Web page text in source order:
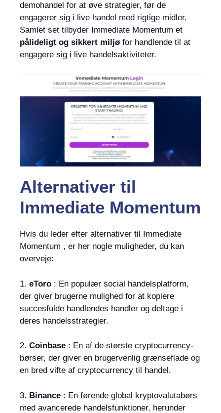
demohandel for at øve strategier, før de
engagerer sig i live handel med rigtige midler.
Samlet set tilbyder Immediate Momentum et
pålideligt og sikkert miljø for handlende til at
engagere sig i live handelsaktiviteter.
Alternativer til
Immediate Momentum
Hvis du leder efter alternativer til Immediate
Momentum , er her nogle muligheder, du kan
overveje:
1. eToro : En populær social handelsplatform,
der giver brugerne mulighed for at kopiere
succesfulde handlendes handler og deltage i
deres handelsstrategier.
2. Coinbase : En af de største cryptocurrency-
børser, der giver en brugervenlig grænseflade og
en bred vifte af cryptocurrency til handel.
3. Binance : En førende global kryptovalutabørs
med avancerede handelsfunktioner, herunder